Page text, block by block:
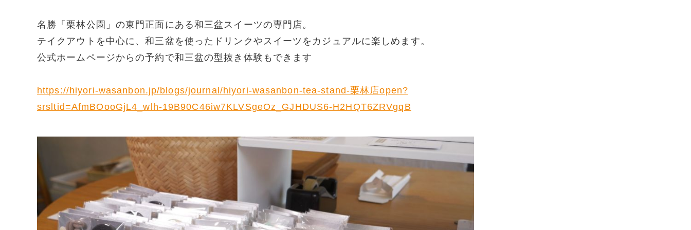
名勝「栗林公園」の東門正面にある和三盆スイーツの専門店。
テイクアウトを中心に、和三盆を使ったドリンクやスイーツをカジュアルに楽しめます。
公式ホームページからの予約で和三盆の型抜き体験もできます
https://hiyori-wasanbon.jp/blogs/journal/hiyori-wasanbon-tea-stand-栗林店open?
srsltid=AfmBOooGjL4_wlh-19B90C46iw7KLVSgeOz_GJHDUS6-H2HQT6ZRVgqB